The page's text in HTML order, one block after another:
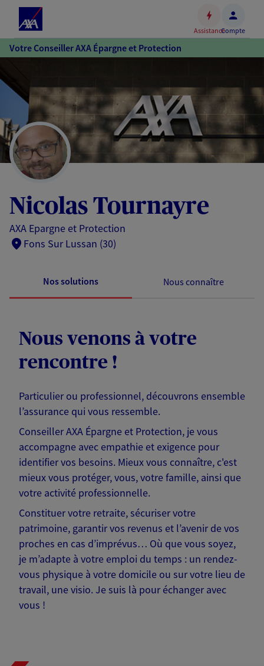
Accéder
au
Accéder
au
pied
de
page
AssistanceCompte
Votre Conseiller AXA Épargne et Protection
Nicolas Tournayre
AXA Epargne et Protection
Fons Sur Lussan (30)
Nos solutions Nous connaître
Nous venons à votre
rencontre !
Particulier ou professionnel, découvrons ensemble
l’assurance qui vous ressemble.
Conseiller AXA Épargne et Protection, je vous
accompagne avec empathie et exigence pour
identifier vos besoins. Mieux vous connaître, c'est
mieux vous protéger, vous, votre famille, ainsi que
votre activité professionnelle.
Constituer votre retraite, sécuriser votre
patrimoine, garantir vos revenus et l’avenir de vos
proches en cas d’imprévus… Où que vous soyez,
je m’adapte à votre emploi du temps : un rendez-
vous physique à votre domicile ou sur votre lieu de
travail, une visio. Je suis là pour échanger avec
vous !